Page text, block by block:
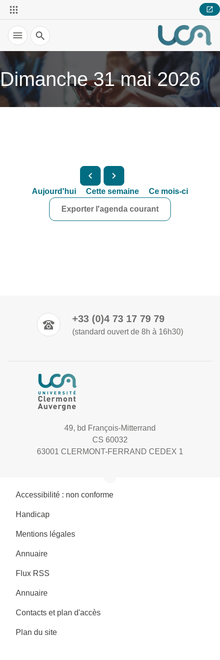
Recherche
Dimanche 31 mai 2026
Aujourd'hui Cette semaine Ce mois-ci
Exporter l'agenda courant
+33 (0)4 73 17 79 79
(standard ouvert de 8h à 16h30)
49, bd François-Mitterrand
CS 60032
63001 CLERMONT-FERRAND CEDEX 1
Accessibilité : non conforme
Handicap
Mentions légales
Annuaire
Flux RSS
Annuaire
Contacts et plan d'accès
Plan du site